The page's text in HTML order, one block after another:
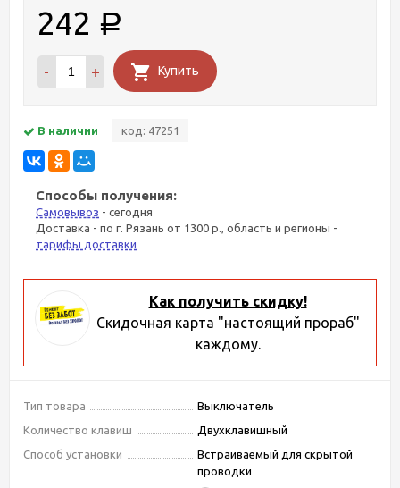
242 Р
- + Купить
В наличии код: 47251
Способы получения:
Самовывоз - сегодня
Доставка - по г. Рязань от 1300 р., область и регионы -
тарифы доставки
Как получить скидку!
Скидочная карта "настоящий прораб"
каждому.
Тип товара
Выключатель
Количество клавиш
Двухклавишный
Способ установки
Встраиваемый для скрытой
проводки